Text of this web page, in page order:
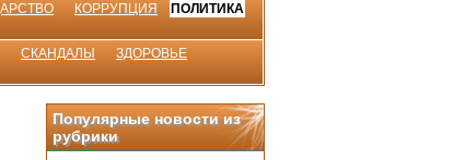
КОРРУПЦИЯ
ПОЛИТИКА
СКАНДАЛЫ
ЗДОРОВЬЕ
Популярные новости из
рубрики